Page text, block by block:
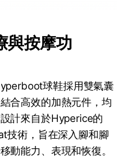
與按摩功
球鞋採用雙氣囊
合高效的加熱元件，均
計來自於Hyperice的
技術，旨在深入腳和腳
動能力、表現和恢復。